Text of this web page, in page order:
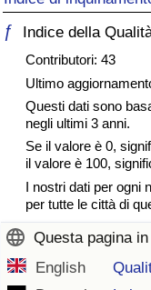
ƒ Indice della
Contributori: 43
Ultimo
Questi dati sono
negli ultimi 3 anni.
Se il valore è 0,
il valore è 100,
I nostri dati per ogni
per tutte le città di
Questa pagina
English
Indice
Indice
Nazione
Inquinamento
Indice
Indice di
Indice